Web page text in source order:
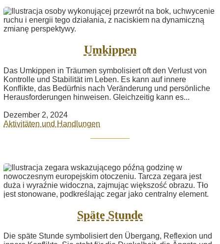
Umkippen
Das Umkippen in Träumen symbolisiert oft den Verlust von
Kontrolle und Stabilität im Leben. Es kann auf innere
Konflikte, das Bedürfnis nach Veränderung und persönliche
Herausforderungen hinweisen. Gleichzeitig kann es...
Dezember 2, 2024
Aktivitäten und Handlungen
Späte Stunde
Die späte Stunde symbolisiert den Übergang, Reflexion und